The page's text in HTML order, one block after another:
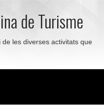
de Turisme
les diverses activitats que